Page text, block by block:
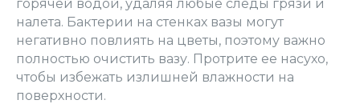
горячей водой, удаляя любые следы грязи и
налета. Бактерии на стенках вазы могут
негативно повлиять на цветы, поэтому важно
полностью очистить вазу. Протрите ее насухо,
чтобы избежать излишней влажности на
поверхности.